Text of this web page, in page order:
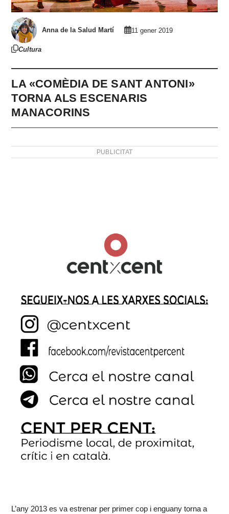
Anna de la Salud Martí 11 gener 2019
Cultura
LA «COMÈDIA DE SANT ANTONI»
TORNA ALS ESCENARIS
MANACORINS
PUBLICITAT
L’any 2013 es va estrenar per primer cop i enguany torna a